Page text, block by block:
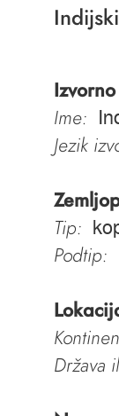
Ime:
Jezik
Tip:
Podtip:
Država